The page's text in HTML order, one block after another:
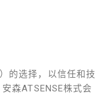
的选择，以信任和技
森ATSENSE株式会